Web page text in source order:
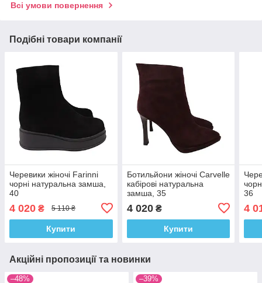
Всі умови повернення
Подібні товари компанії
Черевики жіночі Farinni
чорні натуральна замша,
40
4 020 ₴ 5 110 ₴
Купити
Ботильйони жіночі Carvelle
кабірові натуральна
замша, 35
4 020₴
Купити
36
4
Акційні пропозиції та новинки
–48% –39%